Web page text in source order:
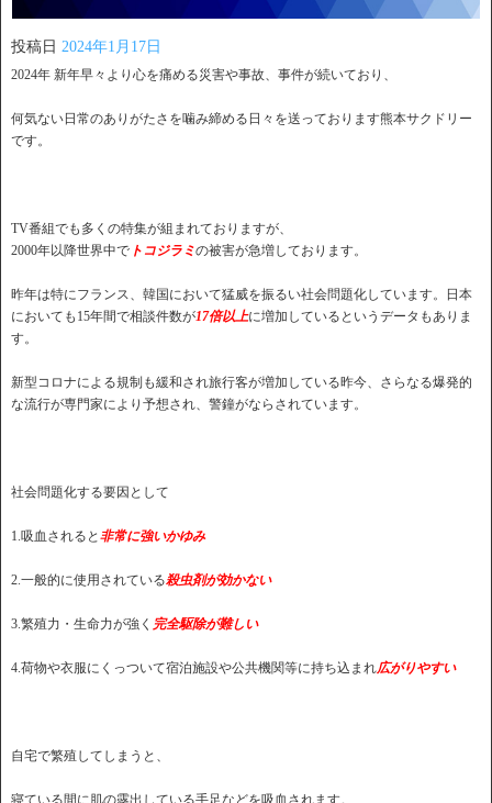
投稿日 2024年1月17日
2024年 新年早々より心を痛める災害や事故、事件が続いており、
何気ない日常のありがたさを噛み締める日々を送っております熊本サクドリー
です。
TV番組でも多くの特集が組まれておりますが、
2000年以降世界中で トコジラミの被害が急増しております。
昨年は特にフランス、韓国において猛威を振るい社会問題化しています。日本
においても15年間で相談件数が17倍以上に増加しているというデータもありま
す。
新型コロナによる規制も緩和され旅行客が増加している昨今、さらなる爆発的
な流行が専門家により予想され、警鐘がならされています。
社会問題化する要因として
1.吸血されると 非常に強いかゆみ
2.一般的に使用されている殺虫剤が効かない
3.繁殖力・生命力が強く 完全駆除が難しい
4.荷物や衣服にくっついて宿泊施設や公共機関等に持ち込まれ広がりやすい
自宅で繁殖してしまうと、
寝ている間に肌の露出している手足などを吸血されます。